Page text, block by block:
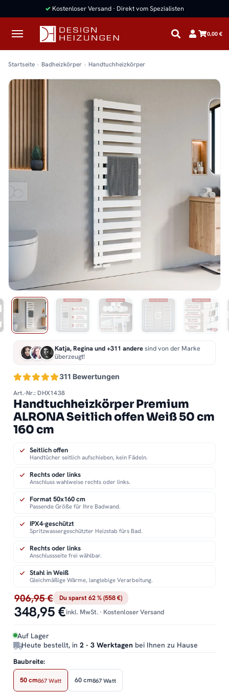
✓ Kostenloser Versand · Direkt vom Spezialisten
0,00 €
Startseite Badheizkörper Handtuchheizkörper
311 Bewertungen
Katja, Regina und +311 anderesind von der Marke
überzeugt!
Art.-Nr.: DHX1438
Handtuchheizkörper Premium
ALRONA Seitlich offen Weiß 50 cm
160 cm
906,95 € Du sparst 62 % (558 €)
348,95 €inkl. MwSt. · Kostenloser Versand
Auf Lager
Heute bestellt, in 2 - 3 Werktagen bei Ihnen zu Hause
Seitlich offen
Handtücher seitlich aufschieben, kein Fädeln.
Rechts oder links
Anschluss wahlweise rechts oder links.
Format 50x160 cm
Passende Größe für Ihre Badwand.
IPX4-geschützt
Spritzwassergeschützter Heizstab fürs Bad.
Rechts oder links
Anschlussseite frei wählbar.
Stahl in Weiß
Gleichmäßige Wärme, langlebige Verarbeitung.
Baubreite:
50 cm867 Watt 60 cm867 Watt